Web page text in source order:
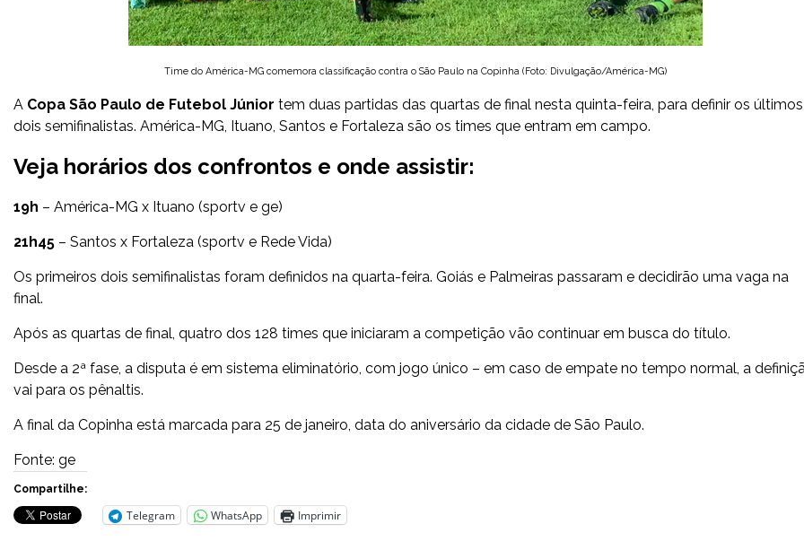
Time do América-MG comemora classificação contra o São Paulo na Copinha (Foto: Divulgação/América-MG)
A Copa São Paulo de Futebol Júnior tem duas partidas das quartas de final nesta quinta-feira, para definir os últimos
dois semifinalistas. América-MG, Ituano, Santos e Fortaleza são os times que entram em campo.
Veja horários dos confrontos e onde assistir:
19h – América-MG x Ituano (sportv e ge)
21h45 – Santos x Fortaleza (sportv e Rede Vida)
Os primeiros dois semifinalistas foram definidos na quarta-feira. Goiás e Palmeiras passaram e decidirão uma vaga na
final.
Após as quartas de final, quatro dos 128 times que iniciaram a competição vão continuar em busca do título.
Desde a 2ª fase, a disputa é em sistema eliminatório, com jogo único – em caso de empate no tempo normal, a
vai para os pênaltis.
A final da Copinha está marcada para 25 de janeiro, data do aniversário da cidade de São Paulo.
Fonte: ge
Compartilhe:
Telegram WhatsApp Imprimir